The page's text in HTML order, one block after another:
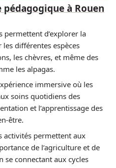
à Rouen
permettent d’explorer la
différentes espèces
les chèvres, et même des
les alpagas.
immersive où les
soins quotidiens des
et l’apprentissage des
être.
activités permettent aux
de l’agriculture et de
se connectant aux cycles